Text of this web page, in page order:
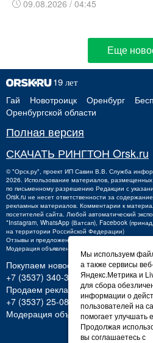
09.08.2026 / 04:45
Еще
Гай Новотроицк Оренбург
Оренбургской области
Полная версия
СКАЧАТЬ РИНГТОН Orsk.ru
©"Орск.ру", проект ИП Савин В.В. Служба
2026. Использование материалов, размещенных
по письменному разрешению Редакции с
Orsk.ru не несет ответственности за
рекламных материалов. Комментарии к
посетителей сайта. Любой автоматический
*Instagram, WhatsApp (Ватсап), Facebook
на территории Российской Федерации)
Отзывы и предложения о работе портала:
Модерация объявлений +7 (3537) 32-71-28
Покупаем новости:
+7 (3537) 340-300,340300@orsk.ru
Продаем рекламу:
+7 (3537) 25-08-07;250807@orsk.ru
Модерация объявлений: +7 (3537)
Мы используем
а также сервисы
Яндекс.Метрика и
для сбора
информации о
пользователей на
помогает улучшать
Продолжая
вы соглашаетесь с